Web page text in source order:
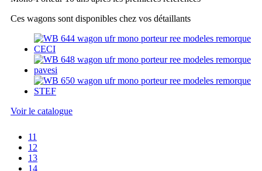
Ces wagons sont disponibles chez vos détaillants
Voir le catalogue
11
12
13
14